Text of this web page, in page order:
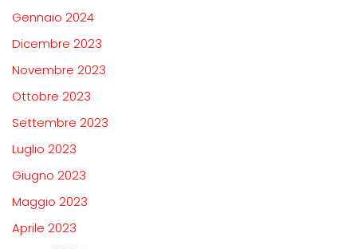
Gennaio 2024
Dicembre 2023
Novembre 2023
Ottobre 2023
Settembre 2023
Luglio 2023
Giugno 2023
Maggio 2023
Aprile 2023